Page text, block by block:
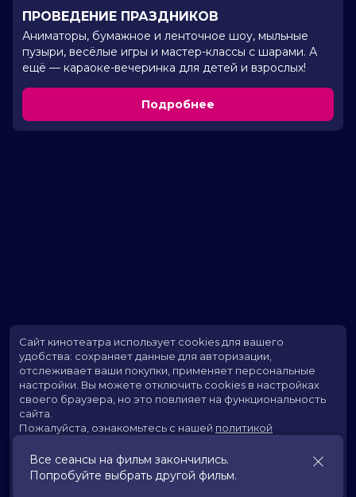
ПРОВЕДЕНИЕ ПРАЗДНИКОВ
Аниматоры, бумажное и ленточное шоу, мыльные
пузыри, весёлые игры и мастер-классы с шарами. А
ещё — караоке-вечеринка для детей и взрослых!
Подробнее
Все сеансы на фильм закончились.
Попробуйте выбрать другой фильм.
Сайт кинотеатра использует cookies для вашего
удобства: сохраняет данные для авторизации,
отслеживает ваши покупки, применяет персональные
настройки. Вы можете отключить cookies в настройках
своего браузера, но это повлияет на функциональность
сайта.
Пожалуйста, ознакомьтесь с нашей политикой
Принять